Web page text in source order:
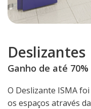
Deslizantes
Ganho de até
O Deslizante ISMA
os espaços através